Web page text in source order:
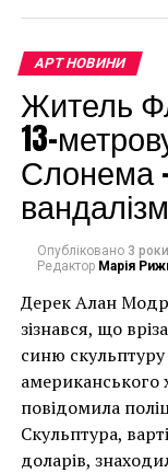
Чоловік позує
накинеться на
має ознаки
Лоустофті на
року. (Фото
В інтерв’ю
АРТ НОВИНИ
Житель
13-
Слонема
Опубліковано 3
Редактор Марія
Дерек Алан
зізнався, що
синю
повідомила
Скульптура,
доларів,